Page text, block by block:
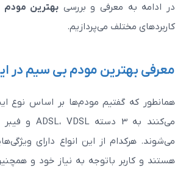
و بررسیبهترین مودم پرسرعتدر انواع و
مودم بی سیم در ایران
مودم‌ها بر اساس نوع اینترنتی که پشتیبانی
می‌کنند به 3 دسته ADSL، VDSL و فیبر نوری تقسیم بندی
این انواع دارای ویژگی‌هایی منحصر به فردی
به نیاز خود و همچنین موقعیتی که دارد،